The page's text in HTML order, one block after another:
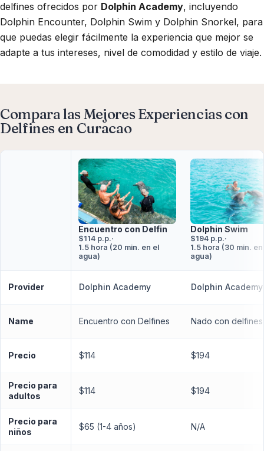
delfines ofrecidos por Dolphin Academy, incluyendo
Dolphin Encounter, Dolphin Swim y Dolphin Snorkel, para
que puedas elegir fácilmente la experiencia que mejor se
adapte a tus intereses, nivel de comodidad y estilo de viaje.
Compara las Mejores Experiencias con
Delfines en Curacao
Encuentro con Delfin
$114 p.p.·
1.5 hora (20 min. en el
agua)
Dolphin Swim
$194 p.p.·
1.5 hora (30 min.
agua)
Provider Dolphin Academy Dolphin Academy
Name Encuentro con Delfines Nado con delfines
Precio $114 $194
Precio para
adultos
$114 $194
Precio para
niños
$65 (1-4 años) N/A